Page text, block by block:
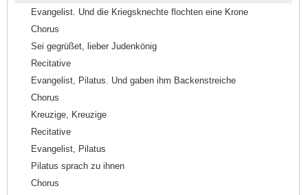
Evangelist. Und die Kriegsknechte flochten eine Krone
Chorus
Sei gegrüßet, lieber Judenkönig
Recitative
Evangelist, Pilatus. Und gaben ihm Backenstreiche
Chorus
Kreuzige, Kreuzige
Recitative
Evangelist, Pilatus
Pilatus sprach zu ihnen
Chorus